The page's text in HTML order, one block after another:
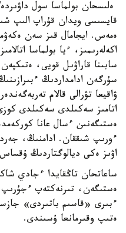
ەلىسحان بولماسا سول
قايسىسى ويدان قۇراپ الىپ
ەمەس. ايجامال قىز سەن
اكەلەرىمىز، ءيا بولماسا
سابىنا قاراۋىل قويى،
سۇرگەن ادامداردىڭ
ۋاقيعا تۋرالى قالام
اتامىز سەكىلدى سەكىلدى
ەستىگەنىن ءسال عانا
ءورىپ شىققان. ادامنىڭ،
اۋىز ەكى ديالوگتاردىڭ
ساعاتحان تاڭقايدا ءجادي
ەستىگەن، تىرنەكتەپ
ءبىرى «قاسىم باتىردى»
ەتىپ وقىرمانعا ۇسىندى.